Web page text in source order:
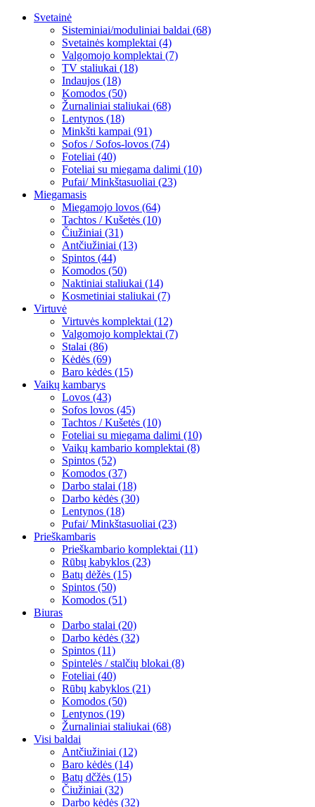
Svetainė
Sisteminiai/moduliniai baldai (68)
Svetainės komplektai (4)
Valgomojo komplektai (7)
TV staliukai (18)
Indaujos (18)
Komodos (50)
Žurnaliniai staliukai (68)
Lentynos (18)
Minkšti kampai (91)
Sofos / Sofos-lovos (74)
Foteliai (40)
Foteliai su miegama dalimi (10)
Pufai/ Minkštasuoliai (23)
Miegamasis
Miegamojo lovos (64)
Tachtos / Kušetės (10)
Čiužiniai (31)
Antčiužiniai (13)
Spintos (44)
Komodos (50)
Naktiniai staliukai (14)
Kosmetiniai staliukai (7)
Virtuvė
Virtuvės komplektai (12)
Valgomojo komplektai (7)
Stalai (86)
Kėdės (69)
Baro kėdės (15)
Vaikų kambarys
Lovos (43)
Sofos lovos (45)
Tachtos / Kušetės (10)
Foteliai su miegama dalimi (10)
Vaikų kambario komplektai (8)
Spintos (52)
Komodos (37)
Darbo stalai (18)
Darbo kėdės (30)
Lentynos (18)
Pufai/ Minkštasuoliai (23)
Prieškambaris
Prieškambario komplektai (11)
Rūbų kabyklos (23)
Batų dėžės (15)
Spintos (50)
Komodos (51)
Biuras
Darbo stalai (20)
Darbo kėdės (32)
Spintos (11)
Spintelės / stalčių blokai (8)
Foteliai (40)
Rūbų kabyklos (21)
Komodos (50)
Lentynos (19)
Žurnaliniai staliukai (68)
Visi baldai
Antčiužiniai (12)
Baro kėdės (14)
Batų dčžės (15)
Čiužiniai (32)
Darbo kėdės (32)